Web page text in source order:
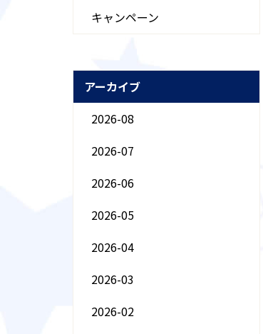
キャンペーン
アーカイブ
2026-08
2026-07
2026-06
2026-05
2026-04
2026-03
2026-02